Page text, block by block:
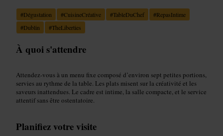
#Dégustation #CuisineCréative #TableDuChef #RepasIntime
#Dublin #TheLiberties
À quoi s'attendre
Attendez-vous à un menu fixe composé d’environ sept petites portions,
servies au rythme de la table. Les plats misent sur la créativité et les
saveurs inattendues. Le cadre est intime, la salle compacte, et le service
attentif sans être ostentatoire.
Planifiez votre visite